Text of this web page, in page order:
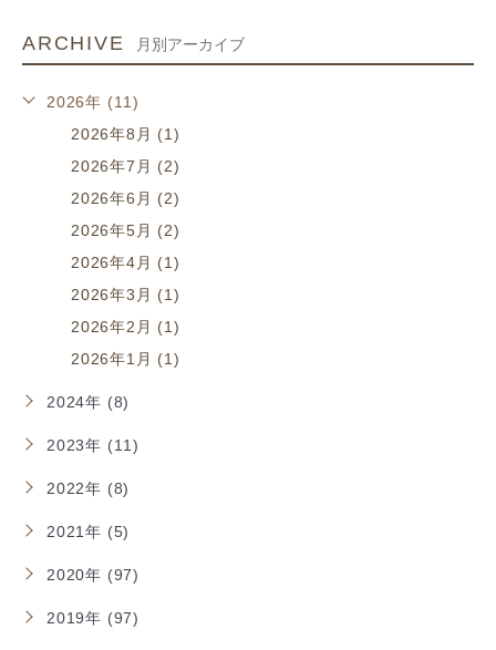
ARCHIVE 月別アーカイブ
2026年 (11)
2026年8月 (1)
2026年7月 (2)
2026年6月 (2)
2026年5月 (2)
2026年4月 (1)
2026年3月 (1)
2026年2月 (1)
2026年1月 (1)
2024年 (8)
2023年 (11)
2022年 (8)
2021年 (5)
2020年 (97)
2019年 (97)